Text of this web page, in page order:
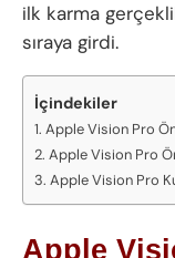
ilk karma
sıraya girdi.
İçindekiler
Apple Vision Pro
Apple Vision Pro
Apple Vision Pro
Apple